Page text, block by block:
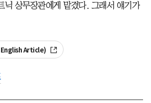
닉 상무장관에게 맡겼다. 그래서 얘기가
English Article)